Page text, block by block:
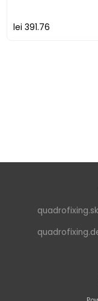
lei 391.76
quadrofixing.sk